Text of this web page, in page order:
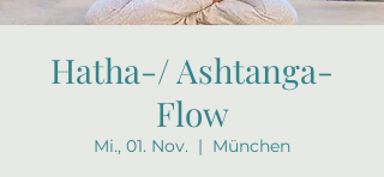
Hatha-/ Ashtanga-
Flow
Mi., 01. Nov.
  |
München